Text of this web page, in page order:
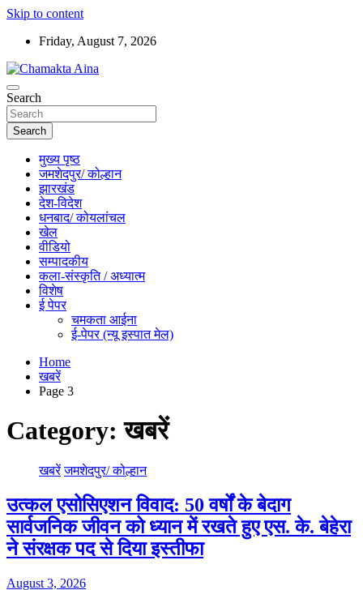
Skip to content
Friday, August 7, 2026
Chamakta Aina
Hindi News Paper – Jharkhand
Search
Search
मुख्य पृष्ठ
जमशेदपुर/ कोल्हान
झारखंड
देश-विदेश
धनबाद/ कोयलांचल
खेल
वीडियो
सम्पादकीय
कला-संस्कृति / अध्यात्म
विशेष
ई पेपर
चमकता आईना
ई-पेपर (न्यू इस्पात मेल)
Home
खबरें
Page 3
Category:खबरें
खबरें जमशेदपुर/ कोल्हान
उत्कल एसोसिएशन विवाद: 50 वर्षों के बेदाग
सार्वजनिक जीवन को ध्यान में रखते हुए एस. के. बेहेरा
ने संरक्षक पद से दिया इस्तीफा
August 3, 2026